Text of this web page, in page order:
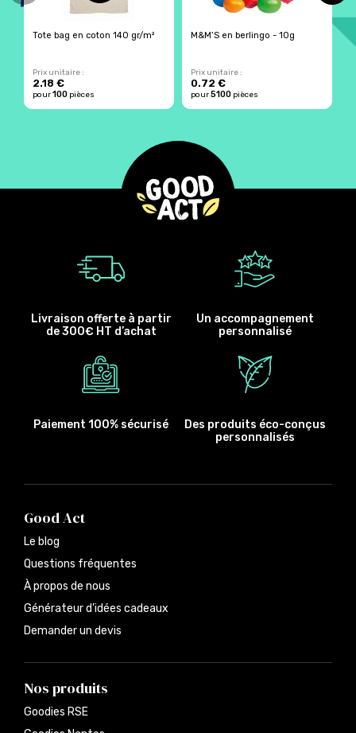
Tote bag en coton 140 gr/m²
Prix unitaire :
2.18 €
pour100 pièces
M&M’S en berlingo - 10g
Prix unitaire :
0.72 €
pour5100 pièces
Livraison offerte à partir
de 300€ HT d’achat
Un accompagnement
personnalisé
Paiement 100% sécurisé
Des produits éco-conçus
personnalisés
Good Act
Le blog
Questions fréquentes
À propos de nous
Générateur d’idées cadeaux
Demander un devis
Nos produits
Goodies RSE